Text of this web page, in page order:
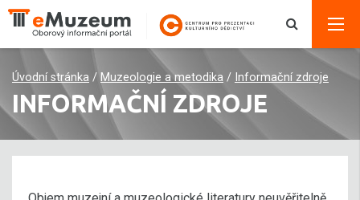
Úvodní stránka / Muzeologie a metodika / Informační zdroje
INFORMAČNÍ ZDROJE